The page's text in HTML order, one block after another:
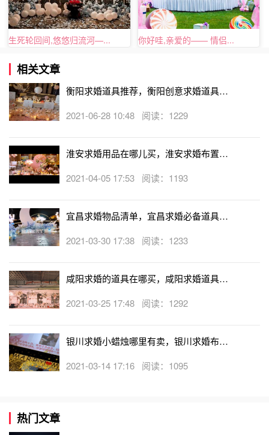
到任何问题都可以向我们进行咨询了解。
生死轮回间,悠悠归流河—... 你好哇,亲爱的—— 情侣...
相关文章
衡阳求婚道具推荐，衡阳创意求婚道具有
2021-06-28 10:48 阅读：1229
淮安求婚用品在哪儿买，淮安求婚布置道
2021-04-05 17:53 阅读：1193
宜昌求婚物品清单，宜昌求婚必备道具有
2021-03-30 17:38 阅读：1233
咸阳求婚的道具在哪买，咸阳求婚道具哪
2021-03-25 17:48 阅读：1292
银川求婚小蜡烛哪里有卖，银川求婚布置
2021-03-14 17:16 阅读：1095
热门文章